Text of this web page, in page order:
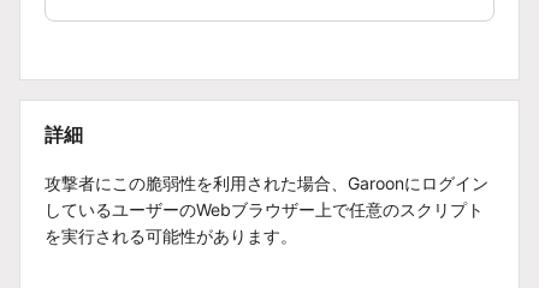
詳細
攻撃者にこの脆弱性を利用された場合、Garoonにログイン
しているユーザーのWebブラウザー上で任意のスクリプト
を実行される可能性があります。